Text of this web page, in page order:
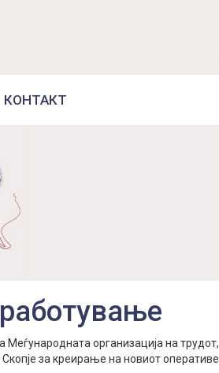
КОНТАКТ
Меѓународната организација на трудот,
за креирање на новиот